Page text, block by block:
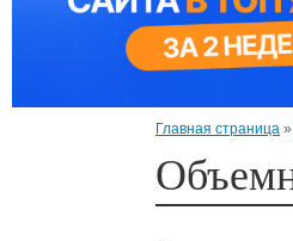
Главная страница »